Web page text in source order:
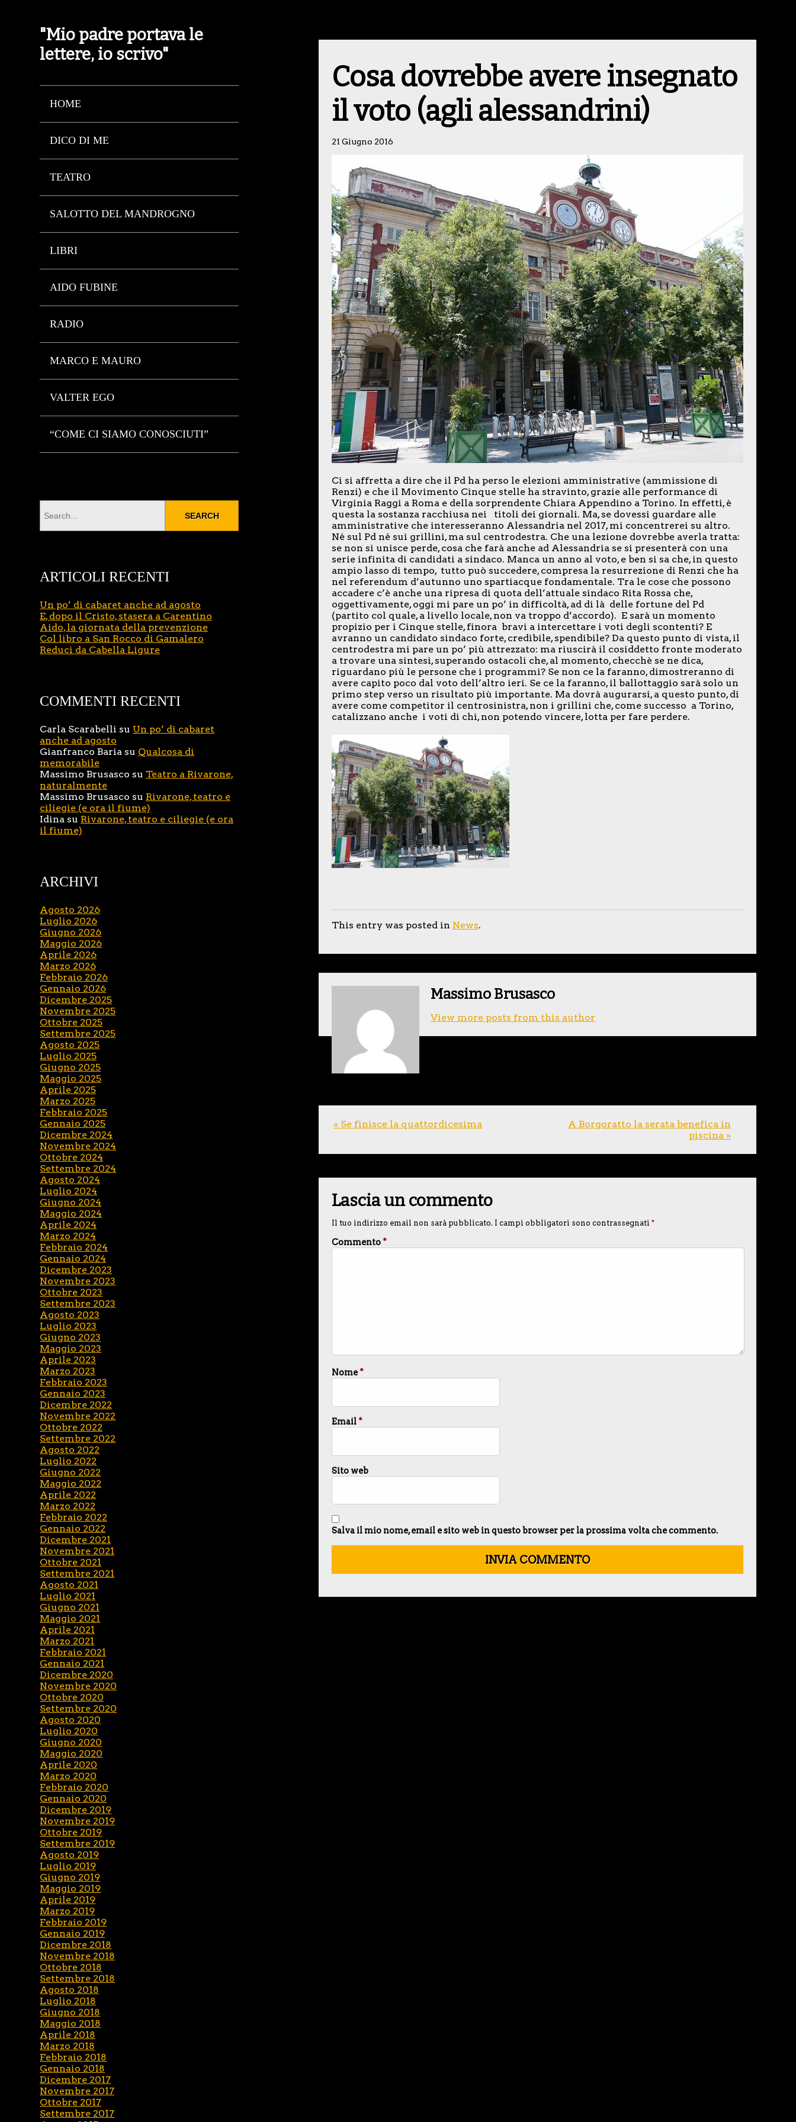
"Mio padre portava le
lettere, io scrivo"
HOME
DICO DI ME
TEATRO
SALOTTO DEL MANDROGNO
LIBRI
AIDO FUBINE
RADIO
MARCO E MAURO
VALTER EGO
“COME CI SIAMO CONOSCIUTI”
Cosa dovrebbe avere insegnato
il voto (agli alessandrini)
21 Giugno 2016
Ci si affretta a dire che il Pd ha perso le elezioni amministrative (ammissione di
Renzi) e che il Movimento Cinque stelle ha stravinto, grazie alle performance di
Virginia Raggi a Roma e della sorprendente Chiara Appendino a Torino. In effetti, è
questa la sostanza racchiusa nei titoli dei giornali. Ma, se dovessi guardare alle
amministrative che interesseranno Alessandria nel 2017, mi concentrerei su altro.
Né sul Pd né sui grillini, ma sul centrodestra. Che una lezione dovrebbe averla tratta:
se non si unisce perde, cosa che farà anche ad Alessandria se si presenterà con una
serie infinita di candidati a sindaco. Manca un anno al voto, e ben si sa che, in questo
ampio lasso di tempo, tutto può succedere, compresa la resurrezione di Renzi che ha
nel referendum d’autunno uno spartiacque fondamentale. Tra le cose che possono
accadere c’è anche una ripresa di quota dell’attuale sindaco Rita Rossa che,
oggettivamente, oggi mi pare un po’ in difficoltà, ad di là delle fortune del Pd
(partito col quale, a livello locale, non va troppo d’accordo). E sarà un momento
propizio per i Cinque stelle, finora bravi a intercettare i voti degli scontenti? E
avranno un candidato sindaco forte, credibile, spendibile? Da questo punto di vista, il
centrodestra mi pare un po’ più attrezzato: ma riuscirà il cosiddetto fronte moderato
a trovare una sintesi, superando ostacoli che, al momento, checchè se ne dica,
riguardano più le persone che i programmi? Se non ce la faranno, dimostreranno di
avere capito poco dal voto dell’altro ieri. Se ce la faranno, il ballottaggio sarà solo un
primo step verso un risultato più importante. Ma dovrà augurarsi, a questo punto, di
avere come competitor il centrosinistra, non i grillini che, come successo a Torino,
catalizzano anche i voti di chi, non potendo vincere, lotta per fare perdere.
This entry was posted in News.
Massimo Brusasco
View more posts from this author
« Se finisce la quattordicesima
A Borgoratto la serata benefica in
piscina »
Lascia un commento
Il tuo indirizzo email non sarà pubblicato. I campi obbligatori sono contrassegnati *
Commento*
Nome*
Email*
Sito web
Salva il mio nome, email e sito web in questo browser per la prossima volta che commento.
ARTICOLI RECENTI
Un po’ di cabaret anche ad agosto
E, dopo il Cristo, stasera a Carentino
Aido, la giornata della prevenzione
Col libro a San Rocco di Gamalero
Reduci da Cabella Ligure
COMMENTI RECENTI
Carla Scarabelli su Un po’ di cabaret
anche ad agosto
Gianfranco Baria su Qualcosa di
memorabile
Massimo Brusasco su Teatro a Rivarone,
naturalmente
Massimo Brusasco su Rivarone, teatro e
ciliegie (e ora il fiume)
Idina su Rivarone, teatro e ciliegie (e ora
il fiume)
ARCHIVI
Agosto 2026
Luglio 2026
Giugno 2026
Maggio 2026
Aprile 2026
Marzo 2026
Febbraio 2026
Gennaio 2026
Dicembre 2025
Novembre 2025
Ottobre 2025
Settembre 2025
Agosto 2025
Luglio 2025
Giugno 2025
Maggio 2025
Aprile 2025
Marzo 2025
Febbraio 2025
Gennaio 2025
Dicembre 2024
Novembre 2024
Ottobre 2024
Settembre 2024
Agosto 2024
Luglio 2024
Giugno 2024
Maggio 2024
Aprile 2024
Marzo 2024
Febbraio 2024
Gennaio 2024
Dicembre 2023
Novembre 2023
Ottobre 2023
Settembre 2023
Agosto 2023
Luglio 2023
Giugno 2023
Maggio 2023
Aprile 2023
Marzo 2023
Febbraio 2023
Gennaio 2023
Dicembre 2022
Novembre 2022
Ottobre 2022
Settembre 2022
Agosto 2022
Luglio 2022
Giugno 2022
Maggio 2022
Aprile 2022
Marzo 2022
Febbraio 2022
Gennaio 2022
Dicembre 2021
Novembre 2021
Ottobre 2021
Settembre 2021
Agosto 2021
Luglio 2021
Giugno 2021
Maggio 2021
Aprile 2021
Marzo 2021
Febbraio 2021
Gennaio 2021
Dicembre 2020
Novembre 2020
Ottobre 2020
Settembre 2020
Agosto 2020
Luglio 2020
Giugno 2020
Maggio 2020
Aprile 2020
Marzo 2020
Febbraio 2020
Gennaio 2020
Dicembre 2019
Novembre 2019
Ottobre 2019
Settembre 2019
Agosto 2019
Luglio 2019
Giugno 2019
Maggio 2019
Aprile 2019
Marzo 2019
Febbraio 2019
Gennaio 2019
Dicembre 2018
Novembre 2018
Ottobre 2018
Settembre 2018
Agosto 2018
Luglio 2018
Giugno 2018
Maggio 2018
Aprile 2018
Marzo 2018
Febbraio 2018
Gennaio 2018
Dicembre 2017
Novembre 2017
Ottobre 2017
Settembre 2017